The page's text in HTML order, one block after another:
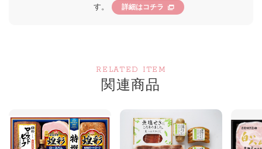
す。
詳細はコチラ
RELATED ITEM
関連商品